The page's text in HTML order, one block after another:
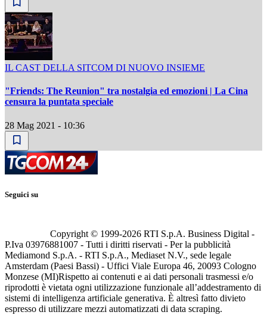
IL CAST DELLA SITCOM DI NUOVO INSIEME
"Friends: The Reunion" tra nostalgia ed emozioni | La Cina
censura la puntata speciale
28 Mag 2021 - 10:36
Seguici su
Copyright © 1999-2026 RTI S.p.A. Business Digital -
P.Iva 03976881007 - Tutti i diritti riservati - Per la pubblicità
Mediamond S.p.A. - RTI S.p.A., Mediaset N.V., sede legale
Amsterdam (Paesi Bassi) - Uffici Viale Europa 46, 20093 Cologno
Monzese (MI)Rispetto ai contenuti e ai dati personali trasmessi e/o
riprodotti è vietata ogni utilizzazione funzionale all’addestramento di
sistemi di intelligenza artificiale generativa. È altresì fatto divieto
espresso di utilizzare mezzi automatizzati di data scraping.